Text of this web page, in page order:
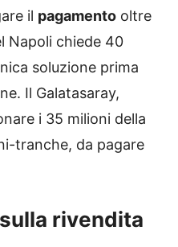
il pagamento oltre
Napoli chiede 40
soluzione prima
Il Galatasaray,
i 35 milioni della
tranche, da pagare
rivendita